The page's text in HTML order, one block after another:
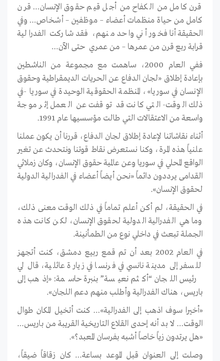
قرن كامل من الكفاح من أجل قيم حقوق الإنسان… قرن
كامل من حياة منظمات أعضاء – موظفين – أشخاص… وفي
الحقيقة أنا فخور أني واحد منهم، فقد شاركت الفدرالية
قرابة ربع قرن من عمرها – من عمري حتى الآن…
ففي العام 2000، ساهمت مع مجموعة من الناشطين
بإعادة إطلاق «لجان الدفاع عن الحريات الديمقراطية وحقوق
الإنسان في سوريا»، المنظمة الحقوقية الوحيدة في سوريا -في
ذلك الوقت- التي كانت قد توقفت عن العمل إثر موجة
واسعة من الاعتقالات التي طالت مؤسسيها عام 1991.
أثناء نقاشاتنا لإعادة إطلاق لجان الدفاع، قررنا أن يكون عملنا
علنياً هذه المرة، وكنا نستعرض نقاط قوتنا ونتحدث عن تغير
الواقع المحلي في سوريا وعن عالمية حقوق الإنسان، وكان زملائي
القدامى يرددون دائماً «نحن أيضاً أعضاء في الفدرالية الدولية
لحقوق الإنسان».
في الحقيقة، لم أكن أعلم تماماً في ذلك الوقت معنى ذلك،
وما هي الفدرالية الدولية لحقوق الإنسان، لكن كانت هذه
الجملة تبعث في داخلي نوع من الطمأنينة.
في العام 2002 بعد أن تم قمع ربيع دمشق، كنت أتجهز
للسفر إلى مدينة نانسي في فرنسا في زيارة عائلية، قال لي
رئيس اللجان “أكثم نعيسة” بنبرة حاسمة: «إذهب إلى
باريس، هناك الفدرالية وأطلب منهم دعم اللجان».
«أخيرا سوف اذهب إلى الفدرالية»… كنت أتخيل المكان طوال
الوقت… لا بد أنه إحدى القلاع التاريخية القريبة من باريس…
«هل يرتدون زياً خاصاً أشبه بفرسان المعبد؟».
وصلت إلى العنوان قبل الموعد بساعة… كان زقاقاً ضيقاً،